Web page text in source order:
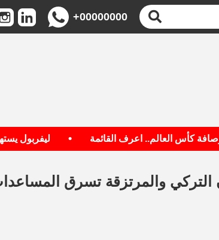
+00000000
كأس العالم.. اعرف القائمة ليفربول
والمرتزقة تسرق